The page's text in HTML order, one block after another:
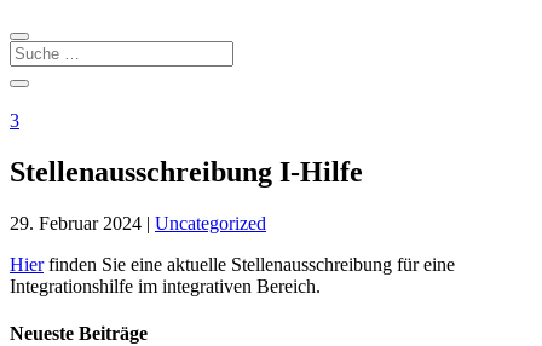
3
Stellenausschreibung I-Hilfe
29. Februar 2024 | Uncategorized
Hierfinden Sie eine aktuelle Stellenausschreibung für eine
Integrationshilfe im integrativen Bereich.
Neueste Beiträge